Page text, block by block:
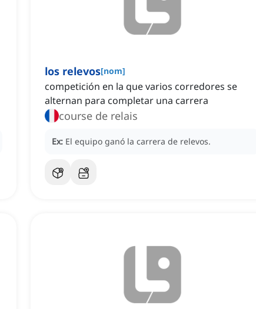
los relevos[nom]
competición en la que varios corredores se
alternan para completar una carrera
course de relais
Ex: El equipo ganó la carrera de relevos.